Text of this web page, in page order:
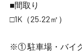
■間取り
□1K（25.22㎡）
※① 駐車場・バイ